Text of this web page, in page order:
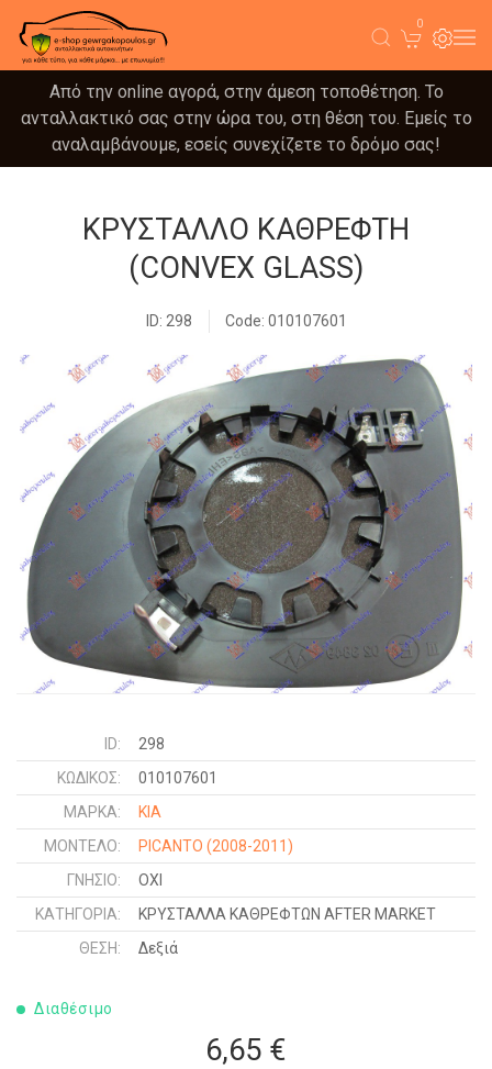
0
Από την online αγορά, στην άμεση τοποθέτηση. Το
ανταλλακτικό σας στην ώρα του, στη θέση του. Εμείς το
αναλαμβάνουμε, εσείς συνεχίζετε το δρόμο σας!
ΚΡΥΣΤΑΛΛΟ ΚΑΘΡΕΦΤΗ
(CONVEX GLASS)
ID: 298 Code: 010107601
ID:
298
ΚΩΔΙΚΌΣ:
010107601
ΜΑΡΚΑ:
KIA
ΜΟΝΤΕΛΟ:
PICANTO (2008-2011)
ΓΝΉΣΙΟ:
ΟΧΙ
ΚΑΤΗΓΟΡΊΑ:
ΚΡΥΣΤΑΛΛΑ ΚΑΘΡΕΦΤΩΝ AFTER MARKET
ΘΈΣΗ:
Δεξιά
Διαθέσιμο
6,65 €